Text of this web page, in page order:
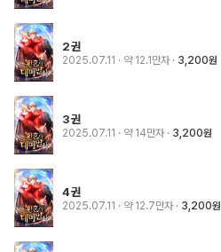
2권
2025.07.11 · 약 12.1만자 3,200원
3권
2025.07.11 · 약 14만자 3,200원
4권
2025.07.11 · 약 12.7만자 3,200원